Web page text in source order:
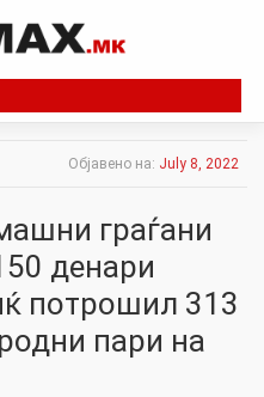
Објавено на: July 8, 2022
граѓани
денари
потрошил 313
пари на